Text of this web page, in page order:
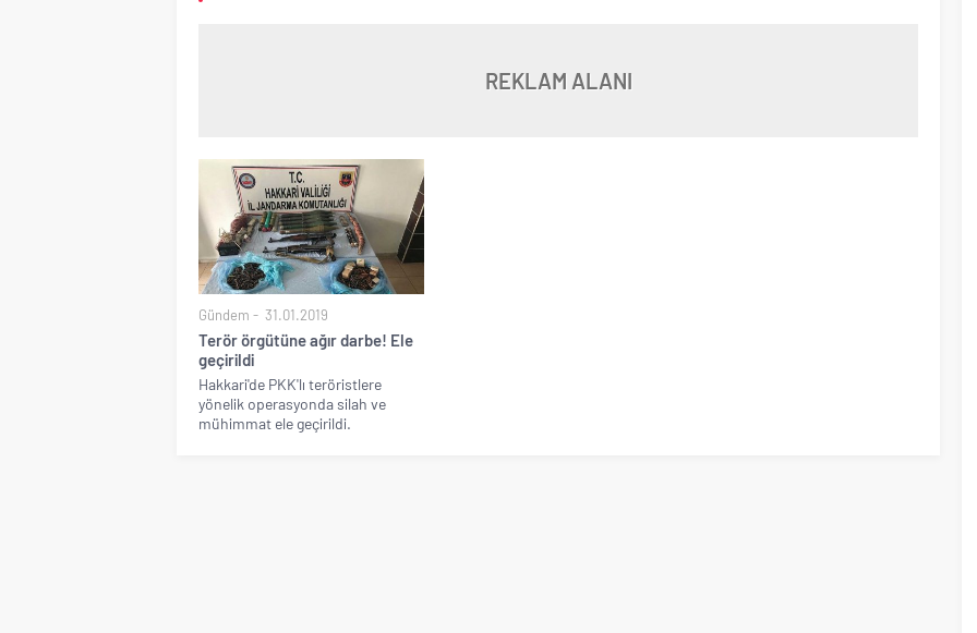
REKLAM ALANI
Gündem 31.01.2019
Terör örgütüne ağır darbe! Ele
geçirildi
Hakkari'de PKK'lı teröristlere
yönelik operasyonda silah ve
mühimmat ele geçirildi.